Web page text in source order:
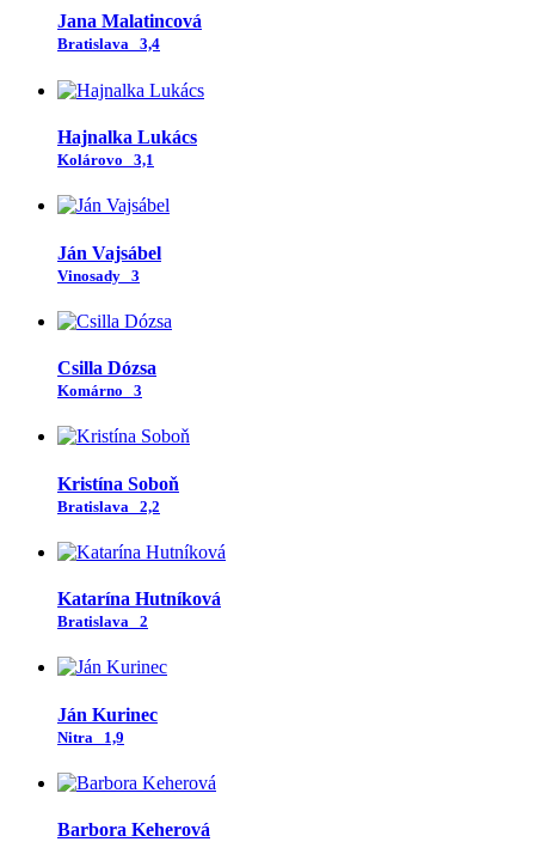
Jana Malatincová
Bratislava 3,4
Hajnalka Lukács
Kolárovo 3,1
Ján Vajsábel
Vinosady 3
Csilla Dózsa
Komárno 3
Kristína Soboň
Bratislava 2,2
Katarína Hutníková
Bratislava 2
Ján Kurinec
Nitra 1,9
Barbora Keherová